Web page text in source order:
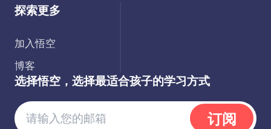
探索更多
加入悟空
博客
选择悟空，选择最适合孩子的学习方式
订阅